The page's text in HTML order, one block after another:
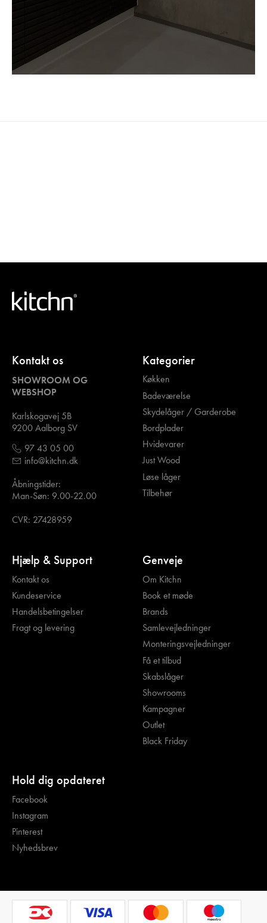
Kontakt os
SHOWROOM OG
WEBSHOP
Karlskogavej 5B
9200 Aalborg SV
97 43 05 00
info@kitchn.dk
Åbningstider:
Man-Søn: 9.00-22.00
CVR: 27428959
Kategorier
Køkken
Badeværelse
Skydelåger / Garderobe
Bordplader
Hvidevarer
Just Wood
Løse låger
Tilbehør
Hjælp & Support
Kontakt os
Kundeservice
Handelsbetingelser
Fragt og levering
Genveje
Om Kitchn
Book et møde
Brands
Samlevejledninger
Monteringsvejledninger
Få et tilbud
Skabslåger
Showrooms
Kampagner
Outlet
Black Friday
Hold dig opdateret
Facebook
Instagram
Pinterest
Nyhedsbrev